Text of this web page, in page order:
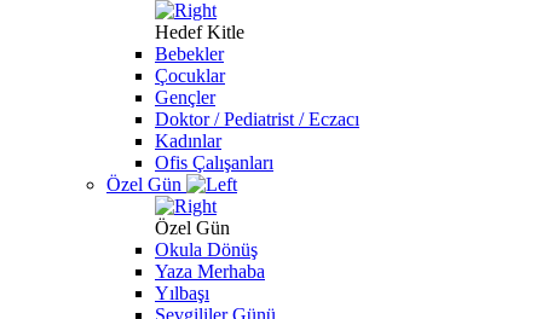
Hedef Kitle
Bebekler
Çocuklar
Gençler
Doktor / Pediatrist / Eczacı
Kadınlar
Ofis Çalışanları
Özel Gün
Özel Gün
Okula Dönüş
Yaza Merhaba
Yılbaşı
Sevgililer Günü